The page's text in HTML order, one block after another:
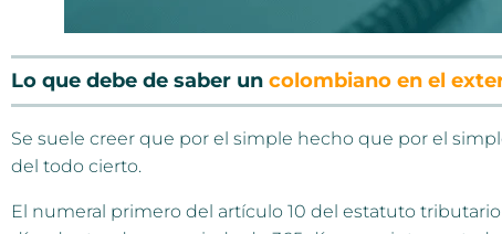
Lo que debe de saber un colombiano en el
Se suele creer que por el simple hecho que por el
del todo cierto.
El numeral primero del artículo 10 del estatuto